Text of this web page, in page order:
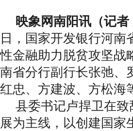
映象网南阳讯（记
日，国家开发银行河
性金融助力脱贫攻坚战
南省分行副行长张弛、
红忠、方建波、方松海
县委书记卢捍卫在
展为主线，以创建国家